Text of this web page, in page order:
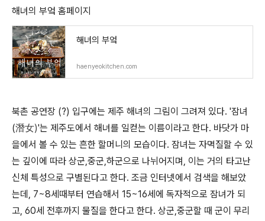
해녀의 부엌 홈페이지
해녀의 부엌
haenyeokitchen.com
북촌 공연장 (?) 입구에는 제주 해녀의 그림이 그려져 있다. '잠녀
(潛女)'는 제주도에서 해녀를 일컫는 이름이라고 한다. 바닷가 마
을에서 볼 수 있는 흔한 할머니의 모습이다. 잠녀는 자멱질할 수 있
는 깊이에 따라 상군,중군,하군으로 나뉘어지며, 이는 거의 타고난
신체 특성으로 구별된다고 한다. 조금 인터넷에서 검색을 해보았
는데, 7~8세때부터 연습해서 15~16세에 독자적으로 잠녀가 되
고, 60세 전후까지 물질을 한다고 한다. 상군,중군할 때 군이 무리